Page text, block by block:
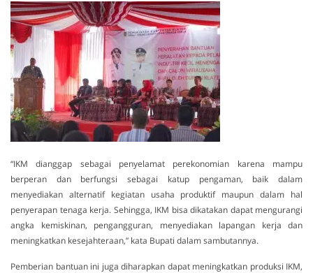
“IKM dianggap sebagai penyelamat perekonomian karena mampu
berperan dan berfungsi sebagai katup pengaman, baik dalam
menyediakan alternatif kegiatan usaha produktif maupun dalam hal
penyerapan tenaga kerja. Sehingga, IKM bisa dikatakan dapat mengurangi
angka kemiskinan, pengangguran, menyediakan lapangan kerja dan
meningkatkan kesejahteraan,” kata Bupati dalam sambutannya.
Pemberian bantuan ini juga diharapkan dapat meningkatkan produksi IKM,